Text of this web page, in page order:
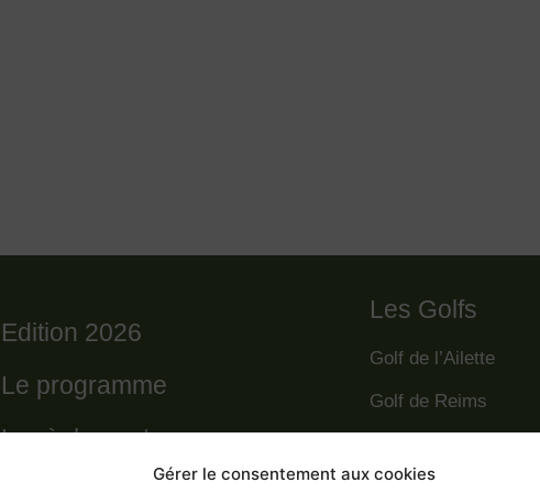
Gérer le consentement aux cookies
Edition 2026
Le programme
Le règlement
Les Golfs
Golf de l’Ailette
Golf de Reims
Golf des Poursaudes